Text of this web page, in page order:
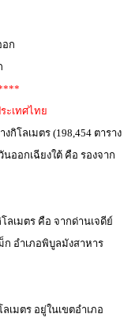
อก
ะเทศไทย
กิโลเมตร (198,454 ตาราง
ออกเฉียงใต้ คือ รองจาก
ลเมตร คือ จากด่านเจดีย์
ก อำเภอพิบูลมังสาหาร
เมตร อยู่ในเขตอำเภอ